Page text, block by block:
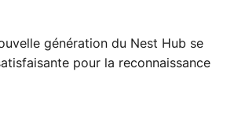
génération du Nest Hub se
pour la reconnaissance